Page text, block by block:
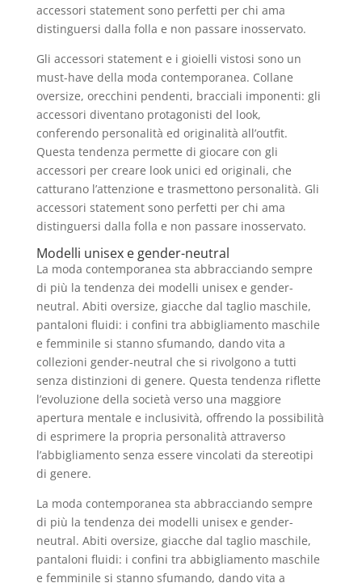
accessori statement sono perfetti per chi ama
distinguersi dalla folla e non passare inosservato.
Gli accessori statement e i gioielli vistosi sono un
must-have della moda contemporanea. Collane
oversize, orecchini pendenti, bracciali imponenti: gli
accessori diventano protagonisti del look,
conferendo personalità ed originalità all’outfit.
Questa tendenza permette di giocare con gli
accessori per creare look unici ed originali, che
catturano l’attenzione e trasmettono personalità. Gli
accessori statement sono perfetti per chi ama
distinguersi dalla folla e non passare inosservato.
Modelli unisex e gender-neutral
La moda contemporanea sta abbracciando sempre
di più la tendenza dei modelli unisex e gender-
neutral. Abiti oversize, giacche dal taglio maschile,
pantaloni fluidi: i confini tra abbigliamento maschile
e femminile si stanno sfumando, dando vita a
collezioni gender-neutral che si rivolgono a tutti
senza distinzioni di genere. Questa tendenza riflette
l’evoluzione della società verso una maggiore
apertura mentale e inclusività, offrendo la possibilità
di esprimere la propria personalità attraverso
l’abbigliamento senza essere vincolati da stereotipi
di genere.
La moda contemporanea sta abbracciando sempre
di più la tendenza dei modelli unisex e gender-
neutral. Abiti oversize, giacche dal taglio maschile,
pantaloni fluidi: i confini tra abbigliamento maschile
e femminile si stanno sfumando, dando vita a